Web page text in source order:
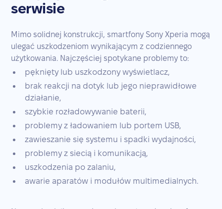
serwisie
Mimo solidnej konstrukcji, smartfony Sony Xperia mogą
ulegać uszkodzeniom wynikającym z codziennego
użytkowania. Najczęściej spotykane problemy to:
pęknięty lub uszkodzony wyświetlacz,
brak reakcji na dotyk lub jego nieprawidłowe
działanie,
szybkie rozładowywanie baterii,
problemy z ładowaniem lub portem USB,
zawieszanie się systemu i spadki wydajności,
problemy z siecią i komunikacją,
uszkodzenia po zalaniu,
awarie aparatów i modułów multimedialnych.